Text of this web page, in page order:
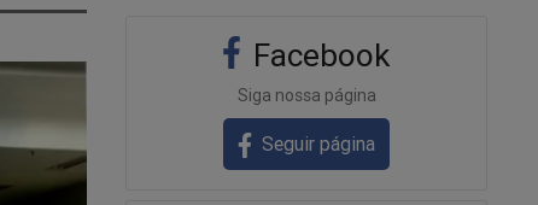
Facebook
Siga nossa página
Seguir página